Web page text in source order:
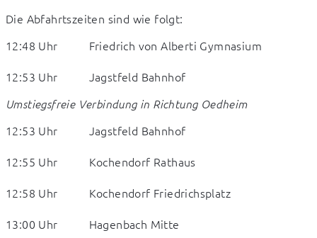
Die Abfahrtszeiten sind wie folgt:
12:48 Uhr          Friedrich von Alberti Gymnasium
12:53 Uhr          Jagstfeld Bahnhof
Umstiegsfreie Verbindung in Richtung Oedheim
12:53 Uhr          Jagstfeld Bahnhof
12:55 Uhr          Kochendorf Rathaus
12:58 Uhr          Kochendorf Friedrichsplatz
13:00 Uhr          Hagenbach Mitte